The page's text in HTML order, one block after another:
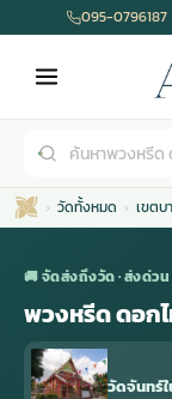
ดอกไม้หน้าศพ
พวงหรีด กรุงเทพ
ไม้งานแต่ง
พวงหรีดพัดลม
รับจัดงานศพ
095-0796187
วัดทั้งหมด เขตบ
🚚 จัดส่งถึงวัด · ส่งด่ว
พวงหรีด ดอก
วัดจันทร์